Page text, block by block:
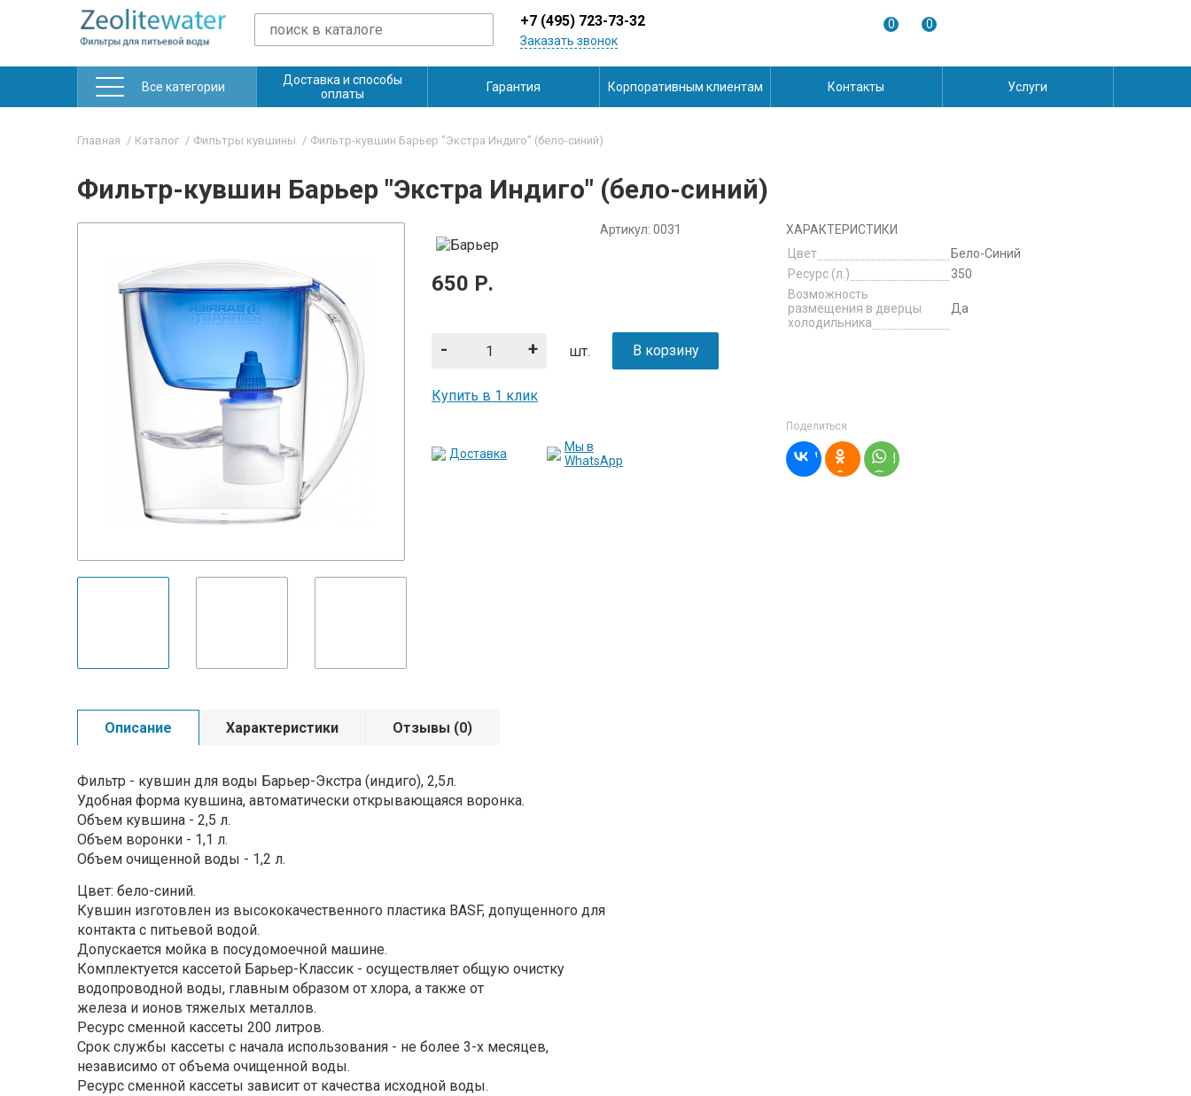
+7 (495) 723-73-32
Заказать звонок
0 0
Все категории
Доставка и способы
оплаты
Гарантия Корпоративным клиентам Контакты Услуги
Главная Каталог Фильтры кувшины Фильтр-кувшин Барьер "Экстра Индиго" (бело-синий)
Фильтр-кувшин Барьер "Экстра Индиго" (бело-синий)
Артикул: 0031
650 Р.
+
- шт. В корзину
Купить в 1 клик
Доставка
Мы в
WhatsApp
ХАРАКТЕРИСТИКИ
Цвет
Бело-Синий
Ресурс (л.)
350
Возможность
размещения в дверцы
холодильника
Да
Поделиться
Описание Характеристики Отзывы (0)
Фильтр - кувшин для воды Барьер-Экстра (индиго), 2,5л.
Удобная форма кувшина, автоматически открывающаяся воронка.
Объем кувшина - 2,5 л.
Объем воронки - 1,1 л.
Объем очищенной воды - 1,2 л.
Цвет: бело-синий.
Кувшин изготовлен из высококачественного пластика BASF, допущенного для
контакта с питьевой водой.
Допускается мойка в посудомоечной машине.
Комплектуется кассетой Барьер-Классик - осуществляет общую очистку
водопроводной воды, главным образом от хлора, а также от
железа и ионов тяжелых металлов.
Ресурс сменной кассеты 200 литров.
Срок службы кассеты с начала использования - не более 3-х месяцев,
независимо от объема очищенной воды.
Ресурс сменной кассеты зависит от качества исходной воды.